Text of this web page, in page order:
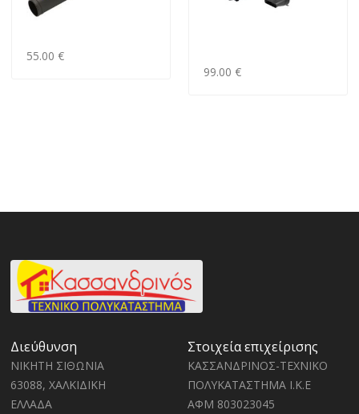
55.00 €
99.00 €
Διεύθυνση
ΝΙΚΗΤΗ ΣΙΘΩΝΙΑ
63088, ΧΑΛΚΙΔΙΚΗ
ΕΛΛΑΔΑ
Στοιχεία επιχείρισης
ΚΑΣΣΑΝΔΡΙΝΟΣ-ΤΕΧΝΙΚΟ
ΠΟΛΥΚΑΤΑΣΤΗΜΑ Ι.Κ.Ε
ΑΦΜ 803023045